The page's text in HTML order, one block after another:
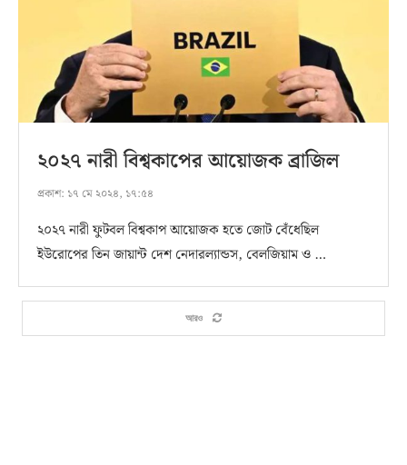
২০২৭ নারী বিশ্বকাপের আয়োজক ব্রাজিল
প্রকাশ: ১৭ মে ২০২৪, ১৭:৫৪
২০২৭ নারী ফুটবল বিশ্বকাপ আয়োজক হতে জোট বেঁধেছিল
ইউরোপের তিন জায়ান্ট দেশ নেদারল্যান্ডস, বেলজিয়াম ও …
আরও